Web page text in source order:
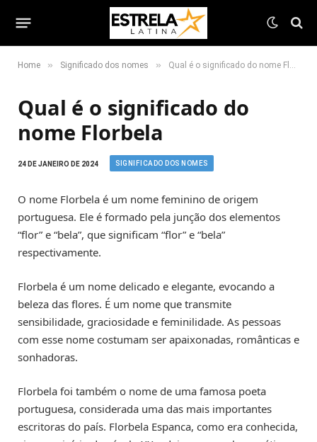
Home » Significado dos nomes » Qual é o significado do nome Florbela
Qual é o significado do
nome Florbela
24 DE JANEIRO DE 2024 SIGNIFICADO DOS NOMES
O nome Florbela é um nome feminino de origem
portuguesa. Ele é formado pela junção dos elementos
“flor” e “bela”, que significam “flor” e “bela”
respectivamente.
Florbela é um nome delicado e elegante, evocando a
beleza das flores. É um nome que transmite
sensibilidade, graciosidade e feminilidade. As pessoas
com esse nome costumam ser apaixonadas, românticas e
sonhadoras.
Florbela foi também o nome de uma famosa poeta
portuguesa, considerada uma das mais importantes
escritoras do país. Florbela Espanca, como era conhecida,